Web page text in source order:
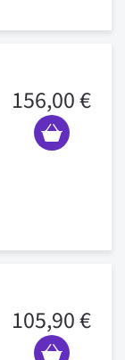
156,00 €
105,90 €